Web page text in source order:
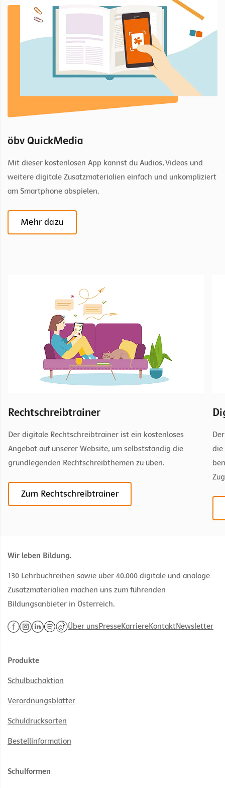
öbv QuickMedia
Mit dieser kostenlosen App kannst du Audios, Videos und
weitere digitale Zusatzmaterialien einfach und unkompliziert
am Smartphone abspielen.
Mehr dazu
Rechtschreibtrainer
Der digitale Rechtschreibtrainer ist ein kostenloses
Angebot auf unserer Website, um selbstständig die
grundlegenden Rechtschreibthemen zu üben.
Zum Rechtschreibtrainer
die
Wir leben Bildung.
130 Lehrbuchreihen sowie über 40.000 digitale und analoge
Zusatzmaterialien machen uns zum führenden
Bildungsanbieter in Österreich.
Über unsPresseKarriereKontaktNewsletter
Produkte
Schulbuchaktion
Verordnungsblätter
Schuldrucksorten
Bestellinformation
Schulformen